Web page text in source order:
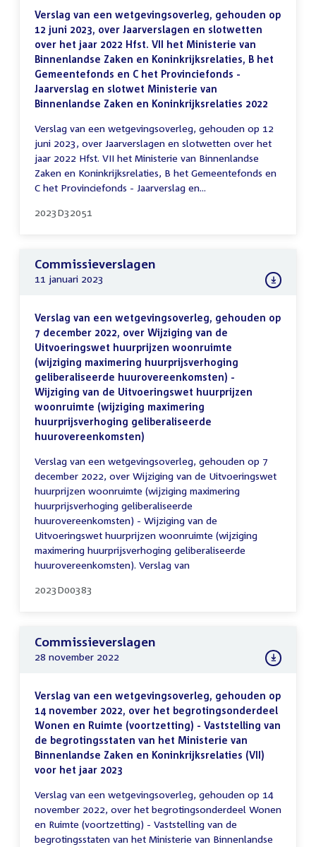
Verslag van een wetgevingsoverleg, gehouden op
12 juni 2023, over Jaarverslagen en slotwetten
over het jaar 2022 Hfst. VII het Ministerie van
Binnenlandse Zaken en Koninkrijksrelaties, B het
Gemeentefonds en C het Provinciefonds -
Jaarverslag en slotwet Ministerie van
Binnenlandse Zaken en Koninkrijksrelaties 2022
Verslag van een wetgevingsoverleg, gehouden op 12
juni 2023, over Jaarverslagen en slotwetten over het
jaar 2022 Hfst. VII het Ministerie van Binnenlandse
Zaken en Koninkrijksrelaties, B het Gemeentefonds en
C het Provinciefonds - Jaarverslag en...
2023D32051
Commissieverslagen
11 januari 2023
Verslag van een wetgevingsoverleg, gehouden op
7 december 2022, over Wijziging van de
Uitvoeringswet huurprijzen woonruimte
(wijziging maximering huurprijsverhoging
geliberaliseerde huurovereenkomsten) -
Wijziging van de Uitvoeringswet huurprijzen
woonruimte (wijziging maximering
huurprijsverhoging geliberaliseerde
huurovereenkomsten)
Verslag van een wetgevingsoverleg, gehouden op 7
december 2022, over Wijziging van de Uitvoeringswet
huurprijzen woonruimte (wijziging maximering
huurprijsverhoging geliberaliseerde
huurovereenkomsten) - Wijziging van de
Uitvoeringswet huurprijzen woonruimte (wijziging
maximering huurprijsverhoging geliberaliseerde
huurovereenkomsten). Verslag van
2023D00383
Commissieverslagen
28 november 2022
Verslag van een wetgevingsoverleg, gehouden op
14 november 2022, over het begrotingsonderdeel
Wonen en Ruimte (voortzetting) - Vaststelling van
de begrotingsstaten van het Ministerie van
Binnenlandse Zaken en Koninkrijksrelaties (VII)
voor het jaar 2023
Verslag van een wetgevingsoverleg, gehouden op 14
november 2022, over het begrotingsonderdeel Wonen
en Ruimte (voortzetting) - Vaststelling van de
begrotingsstaten van het Ministerie van Binnenlandse